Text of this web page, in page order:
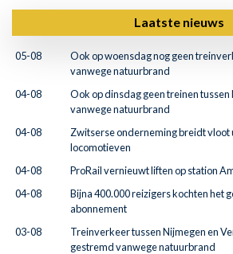
Laatste nieuws
05-08
Ook op woensdag nog geen
vanwege natuurbrand
04-08
Ook op dinsdag geen treinen
vanwege natuurbrand
04-08
Zwitserse onderneming breidt vloot
locomotieven
04-08
ProRail vernieuwt liften op station
04-08
Bijna 400.000 reizigers kochten het
abonnement
03-08
Treinverkeer tussen Nijmegen en
gestremd vanwege natuurbrand